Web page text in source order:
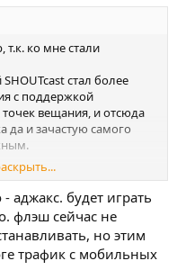
ко мне стали
стал более
с поддержкой
вещания, и отсюда
да и зачастую самого
Стоит переделывать
определения и дать
и кодека?
аджакс. будет играть
флэш сейчас не
но этим
трафик с мобильных